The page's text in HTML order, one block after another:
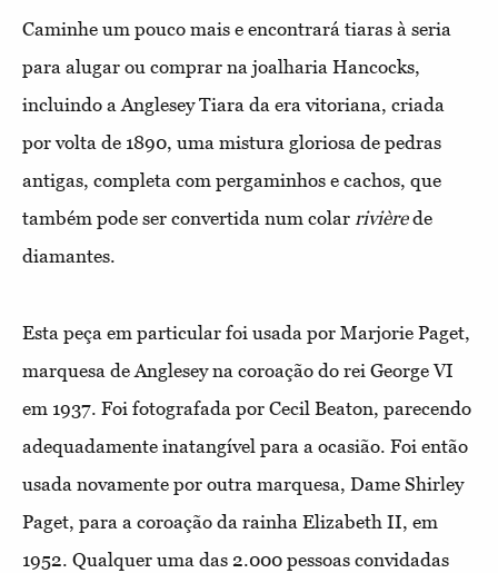
Caminhe um pouco mais e encontrará tiaras à seria
para alugar ou comprar na joalharia Hancocks,
incluindo a Anglesey Tiara da era vitoriana, criada
por volta de 1890, uma mistura gloriosa de pedras
antigas, completa com pergaminhos e cachos, que
também pode ser convertida num colar rivièrede
diamantes.
Esta peça em particular foi usada por Marjorie Paget,
marquesa de Anglesey na coroação do rei George VI
em 1937. Foi fotografada por Cecil Beaton, parecendo
adequadamente inatangível para a ocasião. Foi então
usada novamente por outra marquesa, Dame Shirley
Paget, para a coroação da rainha Elizabeth II, em
1952. Qualquer uma das 2.000 pessoas convidadas